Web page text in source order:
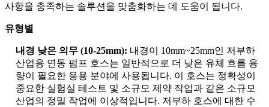
사항을 충족하는 솔루션을 맞춤화하는 데 도움이 됩니다.
유형별
내경 낮은 의무 (10-25mm): 내경이 10mm~25mm인 저부하
산업용 연동 펌프 호스는 일반적으로 더 낮은 유체 흐름 용
량이 필요한 응용 분야에 사용됩니다. 이 호스는 정확성이
중요한 실험실 테스트 및 소규모 제약 작업과 같은 소규모
산업의 정밀 작업에 이상적입니다. 저부하 호스에 대한 수